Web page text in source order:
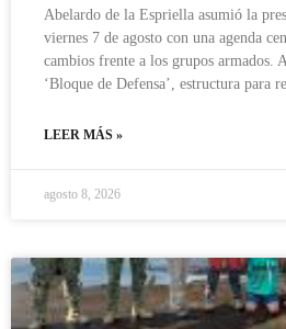
Abelardo de la Espriella asumió la
viernes 7 de agosto con una agenda
cambios frente a los grupos armados.
‘Bloque de Defensa’, estructura para
LEER MÁS »
agosto 8, 2026